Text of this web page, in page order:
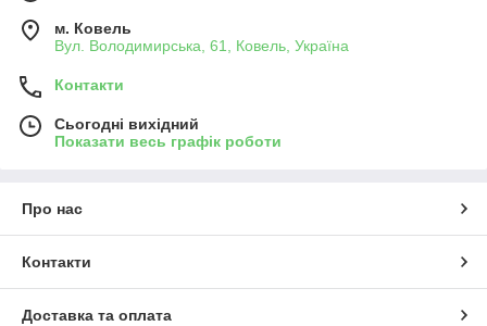
м. Ковель
Вул. Володимирська, 61, Ковель, Україна
Контакти
Сьогодні вихідний
Показати весь графік роботи
Про нас
Контакти
Доставка та оплата